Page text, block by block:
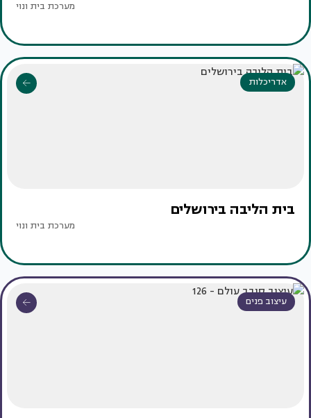
מערכת בית ונוי
אדריכלות
בית הליבה בירושלים
מערכת בית ונוי
עיצוב פנים